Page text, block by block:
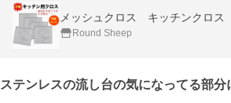
Round Sheep
ステンレスの流し台の気になってる部